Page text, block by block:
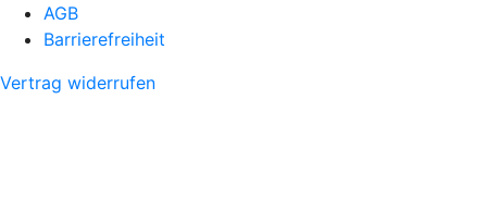
AGB
Barrierefreiheit
Vertrag widerrufen